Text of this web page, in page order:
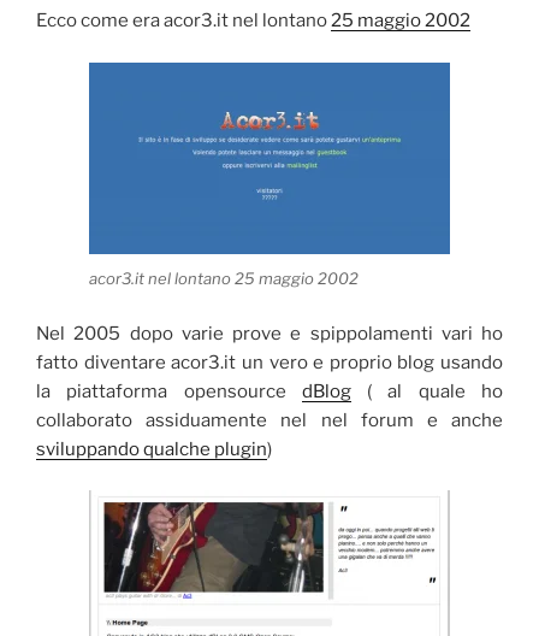
Ecco come era acor3.it nel lontano25 maggio 2002
acor3.it nel lontano 25 maggio 2002
Nel 2005 dopo varie prove e spippolamenti vari ho
fatto diventare acor3.it un vero e proprio blog usando
la piattaforma opensource dBlog( al quale ho
collaborato assiduamente nel nel forum e anche
sviluppando qualche plugin)